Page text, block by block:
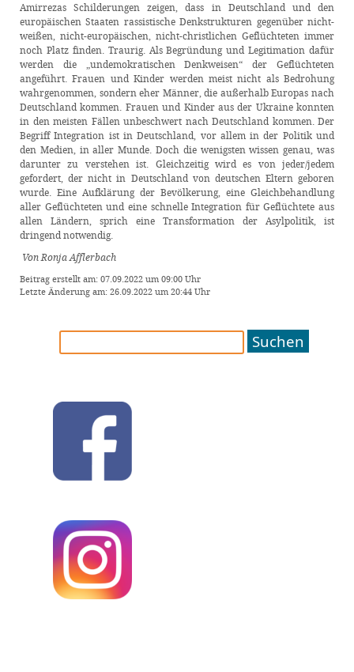
Amirrezas Schilderungen zeigen, dass in Deutschland und den
europäischen Staaten rassistische Denkstrukturen gegenüber nicht-
weißen, nicht-europäischen, nicht-christlichen Geflüchteten immer
noch Platz finden. Traurig. Als Begründung und Legitimation dafür
werden die „undemokratischen Denkweisen“ der Geflüchteten
angeführt. Frauen und Kinder werden meist nicht als Bedrohung
wahrgenommen, sondern eher Männer, die außerhalb Europas nach
Deutschland kommen. Frauen und Kinder aus der Ukraine konnten
in den meisten Fällen unbeschwert nach Deutschland kommen. Der
Begriff Integration ist in Deutschland, vor allem in der Politik und
den Medien, in aller Munde. Doch die wenigsten wissen genau, was
darunter zu verstehen ist. Gleichzeitig wird es von jeder/jedem
gefordert, der nicht in Deutschland von deutschen Eltern geboren
wurde. Eine Aufklärung der Bevölkerung, eine Gleichbehandlung
aller Geflüchteten und eine schnelle Integration für Geflüchtete aus
allen Ländern, sprich eine Transformation der Asylpolitik, ist
dringend notwendig.
Von Ronja Afflerbach
Beitrag erstellt am: 07.09.2022 um 09:00 Uhr
Letzte Änderung am: 26.09.2022 um 20:44 Uhr